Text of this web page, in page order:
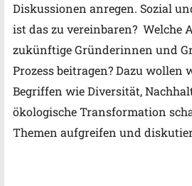
Diskussionen anregen. Sozial
ist das zu vereinbaren?Welche
zukünftige Gründerinnen und
Prozess beitragen?Dazu wollen
Begriffen wie Diversität,
ökologische Transformation
Themen aufgreifen und